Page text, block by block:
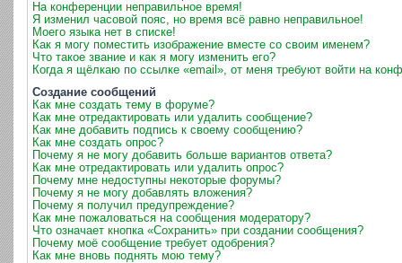
На конференции неправильное время!
Я изменил часовой пояс, но время всё равно неправильное!
Моего языка нет в списке!
Как я могу поместить изображение вместе со своим именем?
Что такое звание и как я могу изменить его?
Когда я щёлкаю по ссылке «email», от меня требуют войти на
Создание сообщений
Как мне создать тему в форуме?
Как мне отредактировать или удалить сообщение?
Как мне добавить подпись к своему сообщению?
Как мне создать опрос?
Почему я не могу добавить больше вариантов ответа?
Как мне отредактировать или удалить опрос?
Почему мне недоступны некоторые форумы?
Почему я не могу добавлять вложения?
Почему я получил предупреждение?
Как мне пожаловаться на сообщения модератору?
Что означает кнопка «Сохранить» при создании сообщения?
Почему моё сообщение требует одобрения?
Как мне вновь поднять мою тему?